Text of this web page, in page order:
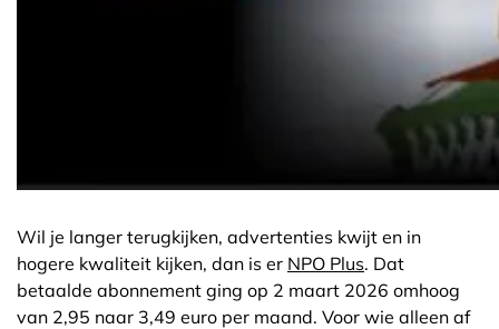
Wil je langer terugkijken, advertenties kwijt en in
hogere kwaliteit kijken, dan is er NPO Plus. Dat
betaalde abonnement ging op 2 maart 2026 omhoog
van 2,95 naar 3,49 euro per maand. Voor wie alleen af